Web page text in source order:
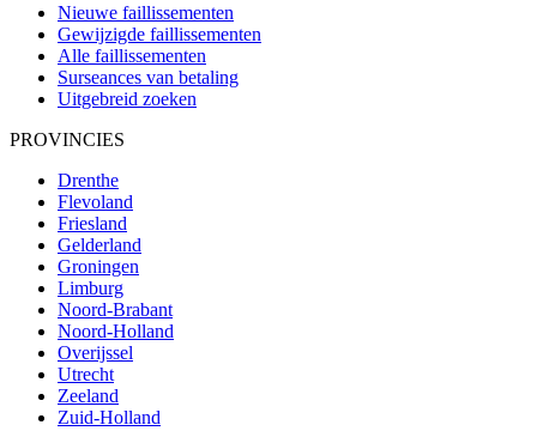
Nieuwe faillissementen
Gewijzigde faillissementen
Alle faillissementen
Surseances van betaling
Uitgebreid zoeken
PROVINCIES
Drenthe
Flevoland
Friesland
Gelderland
Groningen
Limburg
Noord-Brabant
Noord-Holland
Overijssel
Utrecht
Zeeland
Zuid-Holland